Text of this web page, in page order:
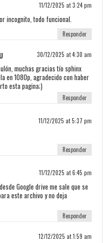
11/12/2025 at 3:24 pm
incognito, todo funcional.
Responder
30/12/2025 at 4:30 am
muchas gracias tío sphinx
en 1080p, agradecido con haber
esta pagina;)
Responder
11/12/2025 at 5:37 pm
Responder
11/12/2025 at 6:45 pm
Google drive me sale que se
este archivo y no deja
Responder
12/12/2025 at 1:59 am